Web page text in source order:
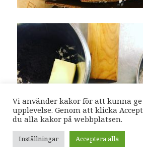
Vi använder kakor för att kunna
upplevelse. Genom att klicka
du alla kakor på webbplatsen.
Inställningar Acceptera alla